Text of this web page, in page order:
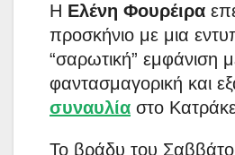
Η Ελένη Φουρέιρα
προσκήνιο με μια
“σαρωτική” εμφάνιση
φαντασμαγορική και
συναυλία στο
Το βράδυ του